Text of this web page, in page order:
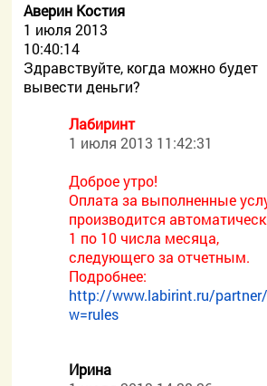
Аверин Костия
1 июля 2013
10:40:14
Здравствуйте, когда можно будет
вывести деньги?
Лабиринт
1 июля 2013 11:42:31
Доброе утро!
Оплата за выполненные
производится
1 по 10 числа месяца,
следующего за отчетным.
Подробнее:
http://www.labirint.ru/
w=rules
Ирина